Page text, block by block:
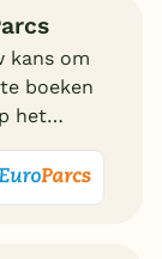
kans om
boeken
het